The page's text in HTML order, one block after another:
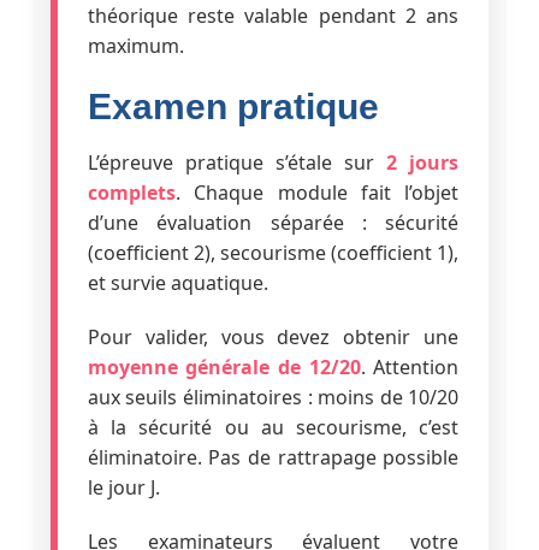
théorique reste valable pendant 2 ans
maximum.
Examen pratique
L’épreuve pratique s’étale sur2 jours
complets. Chaque module fait l’objet
d’une évaluation séparée : sécurité
(coefficient 2), secourisme (coefficient 1),
et survie aquatique.
Pour valider, vous devez obtenir une
moyenne générale de 12/20. Attention
aux seuils éliminatoires : moins de 10/20
à la sécurité ou au secourisme, c’est
éliminatoire. Pas de rattrapage possible
le jour J.
Les examinateurs évaluent votre